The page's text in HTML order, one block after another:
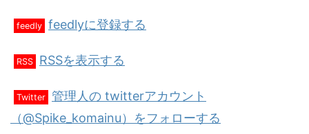
feedly feedlyに登録する
RSS RSSを表示する
Twitter 管理人の twitterアカウント
（@Spike_komainu）をフォローする